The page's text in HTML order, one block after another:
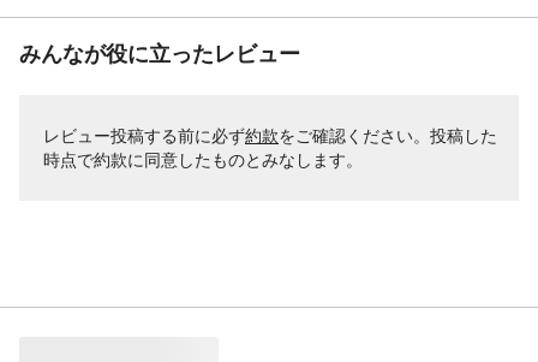
みんなが役に立ったレビュー
レビュー投稿する前に必ず約款をご確認ください。投稿した
時点で約款に同意したものとみなします。